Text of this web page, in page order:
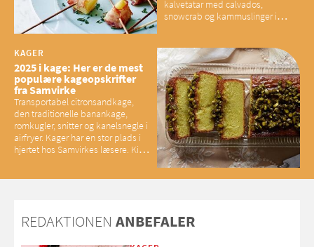
kalvetatar med calvados,
snowcrab og kammuslinger i
KAGER
2025 i kage: Her er de mest
populære kageopskrifter
fra Samvirke
Transportabel citronsandkage,
den traditionelle banankage,
romkugler, snitter og kanelsnegle i
airfryer. Kager har en stor plads i
hjertet hos Samvirkes læsere. Kig
REDAKTIONEN ANBEFALER